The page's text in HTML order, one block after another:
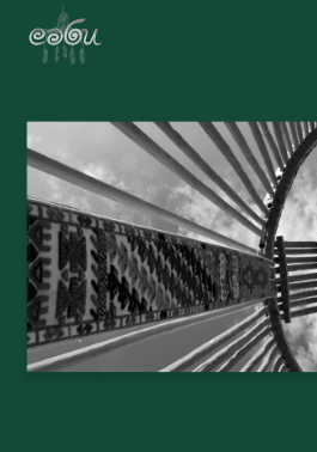
content